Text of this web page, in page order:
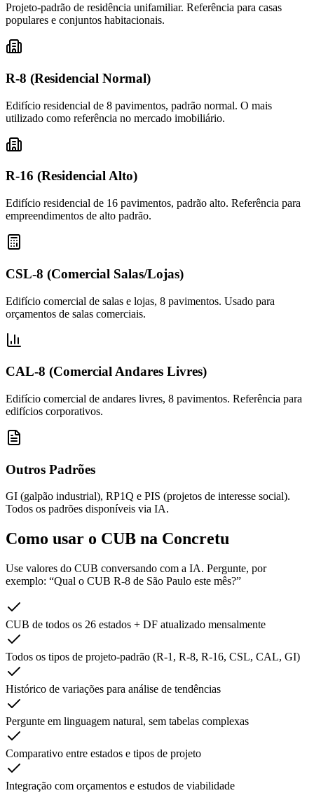
Projeto-padrão de residência unifamiliar. Referência para casas
populares e conjuntos habitacionais.
R-8 (Residencial Normal)
Edifício residencial de 8 pavimentos, padrão normal. O mais
utilizado como referência no mercado imobiliário.
R-16 (Residencial Alto)
Edifício residencial de 16 pavimentos, padrão alto. Referência para
empreendimentos de alto padrão.
CSL-8 (Comercial Salas/Lojas)
Edifício comercial de salas e lojas, 8 pavimentos. Usado para
orçamentos de salas comerciais.
CAL-8 (Comercial Andares Livres)
Edifício comercial de andares livres, 8 pavimentos. Referência para
edifícios corporativos.
Outros Padrões
GI (galpão industrial), RP1Q e PIS (projetos de interesse social).
Todos os padrões disponíveis via IA.
Como usar o CUB na Concretu
Use valores do CUB conversando com a IA. Pergunte, por
exemplo: “Qual o CUB R-8 de São Paulo este mês?”
CUB de todos os 26 estados + DF atualizado mensalmente
Todos os tipos de projeto-padrão (R-1, R-8, R-16, CSL, CAL, GI)
Histórico de variações para análise de tendências
Pergunte em linguagem natural, sem tabelas complexas
Comparativo entre estados e tipos de projeto
Integração com orçamentos e estudos de viabilidade